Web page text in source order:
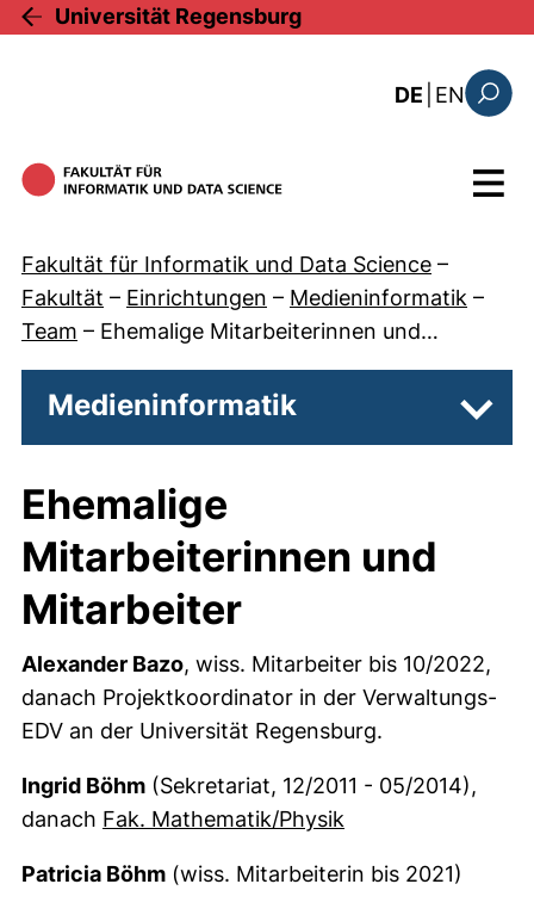
Direkt zum Inhalt
Universität Regensburg
DE EN: the
Menü
Fakultät für Informatik und Data Science –
Fakultät – Einrichtungen – Medieninformatik –
Team – Ehemalige Mitarbeiterinnen und…
Medieninformatik
Ehemalige
Mitarbeiterinnen und
Mitarbeiter
Alexander Bazo, wiss. Mitarbeiter bis 10/2022,
danach Projektkoordinator in der Verwaltungs-
EDV an der Universität Regensburg.
Ingrid Böhm (Sekretariat, 12/2011 - 05/2014),
danach Fak. Mathematik/Physik
Patricia Böhm (wiss. Mitarbeiterin bis 2021)